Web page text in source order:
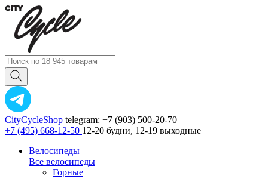
CityCycleShop telegram: +7 (903) 500-20-70
+7 (495) 668-12-50 12-20 будни, 12-19 выходные
Велосипеды
Все велосипеды
Горные